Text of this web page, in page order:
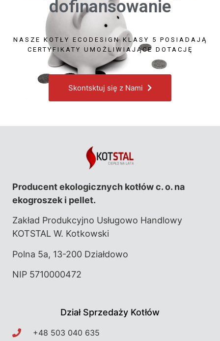
dofinansowanie
NASZE KOTŁY ECODESIGN KLASY 5 POSIADAJĄ
CERTYFIKATY UMOŻLIWIAJĄCE DOTACJĘ
Skontsktuj się z Nami
Producent ekologicznych kotłów c. o. na
ekogroszek i pellet.
Zakład Produkcyjno Usługowo Handlowy
KOTSTAL W. Kotkowski
Polna 5a, 13-200 Działdowo
NIP 5710000472
Dział Sprzedaży Kotłów
+48 503 040 635​